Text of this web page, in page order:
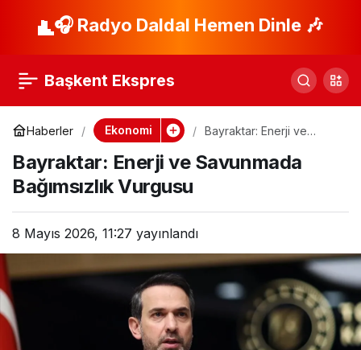
🎧 Radyo Daldal Hemen Dinle 🎶
Başkent Ekspres
Haberler Ekonomi
Bayraktar: Enerji ve
Vurgusu
Bayraktar: Enerji ve Savunmada
Bağımsızlık Vurgusu
8 Mayıs 2026, 11:27 yayınlandı
Yarım Milyon İklim
Başladı!
Paylaş